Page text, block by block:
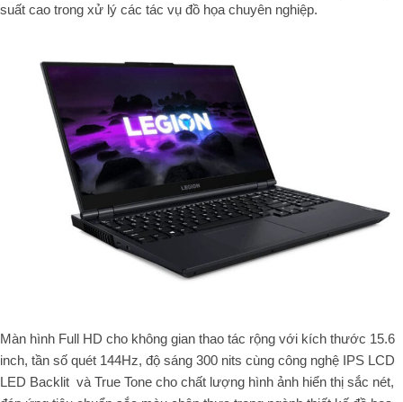
suất cao trong xử lý các tác vụ đồ họa chuyên nghiệp.
Màn hình Full HD cho không gian thao tác rộng với kích thước 15.6
inch, tần số quét 144Hz, độ sáng 300 nits cùng công nghệ IPS LCD
LED Backlit và True Tone cho chất lượng hình ảnh hiển thị sắc nét,